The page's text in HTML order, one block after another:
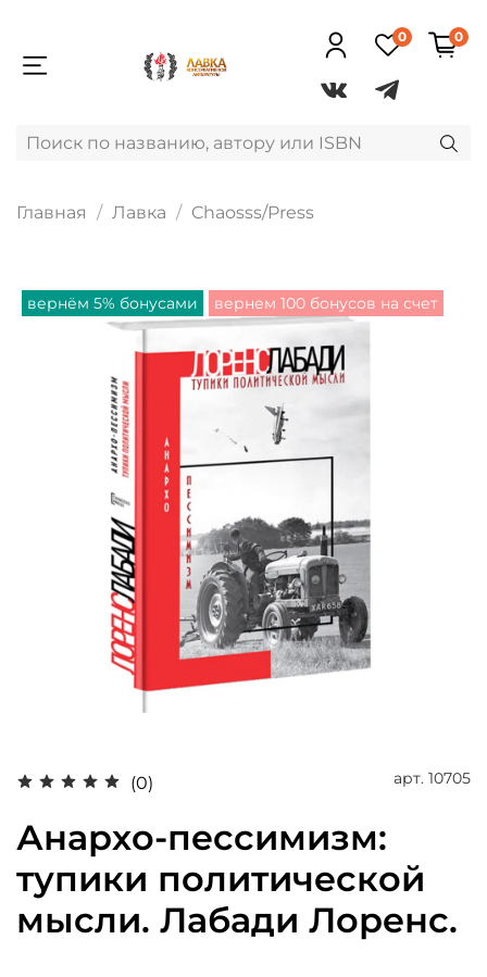
0 0
Главная Лавка Chaosss/Press
вернём 5% бонусами вернем 100 бонусов на счет
(0) арт. 10705
Анархо-пессимизм:
тупики политической
мысли. Лабади Лоренс.